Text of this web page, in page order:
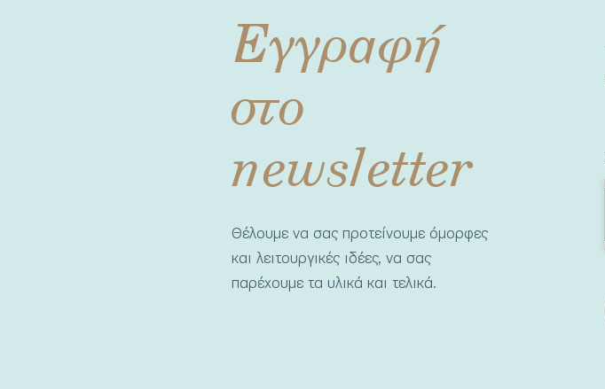
Εγγραφή
στο
newsletter
Θέλουμε να σας προτείνουμε όμορφες
και λειτουργικές ιδέες, να σας
παρέχουμε τα υλικά και τελικά.